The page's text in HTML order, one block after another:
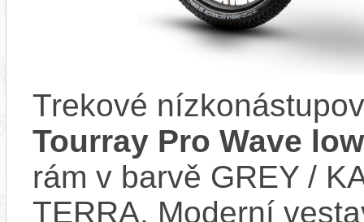
Trekové
Tourray Pro Wave
rám v barvě GREY /
TERRA. Moderní